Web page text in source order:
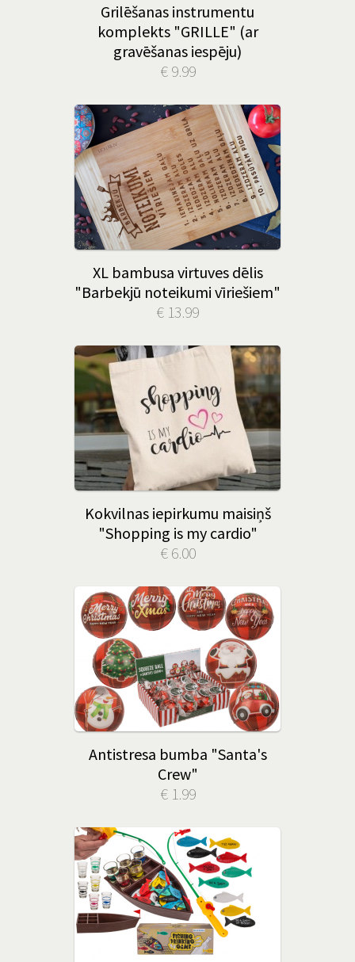
Grilēšanas instrumentu
komplekts "GRILLE" (ar
gravēšanas iespēju)
€ 9.99
XL bambusa virtuves dēlis
"Barbekjū noteikumi vīriešiem"
€ 13.99
Kokvilnas iepirkumu maisiņš
"Shopping is my cardio"
€ 6.00
Antistresa bumba "Santa's
Crew"
€ 1.99